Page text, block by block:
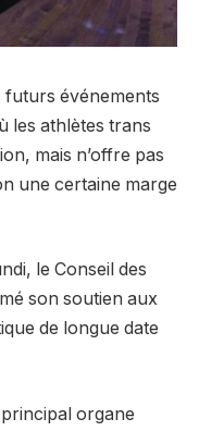
futurs événements
les athlètes trans
mais n’offre pas
une certaine marge
le Conseil des
son soutien aux
de longue date
organe